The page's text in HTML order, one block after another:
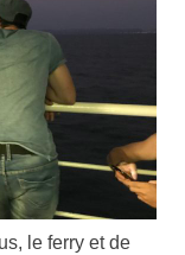
le ferry et de